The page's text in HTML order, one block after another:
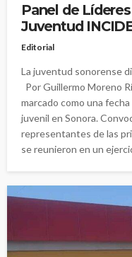
Panel de
Juventud
Editorial
La juventud sonorense
Por Guillermo Moreno
marcado como una
juvenil en Sonora.
representantes de las
se reunieron en un